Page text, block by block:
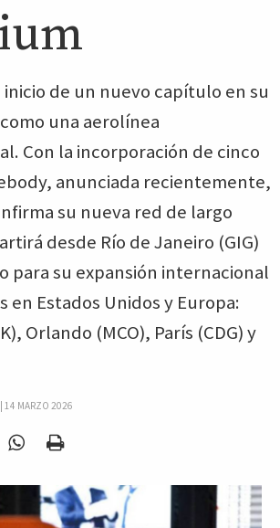
inicio de un nuevo capítulo en su
una aerolínea
Con la incorporación de cinco
anunciada recientemente,
su nueva red de largo
desde Río de Janeiro (GIG)
para su expansión internacional
en Estados Unidos y Europa:
Orlando (MCO), París (CDG) y
14 MARZO 2026